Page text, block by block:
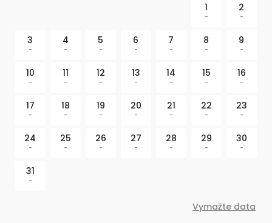
1
-
2
-
3
-
4
-
5
-
6
-
7
-
8
-
9
-
10
-
11
-
12
-
13
-
14
-
15
-
16
-
17
-
18
-
19
-
20
-
21
-
22
-
23
-
24
-
25
-
26
-
27
-
28
-
29
-
30
-
31
-
Vymažte data